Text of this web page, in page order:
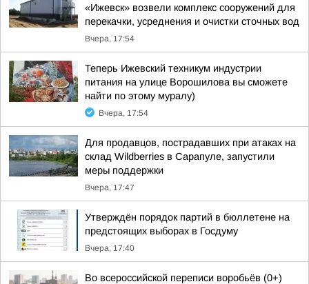
«Ижевск» возвели комплекс сооружений для
перекачки, усреднения и очистки сточных вод
Вчера, 17:54
Теперь Ижевский техникум индустрии
питания на улице Ворошилова вы сможете
найти по этому муралу)
Вчера, 17:54
Для продавцов, пострадавших при атаках на
склад Wildberries в Сарапуле, запустили
меры поддержки
Вчера, 17:47
Утверждён порядок партий в бюллетене на
предстоящих выборах в Госдуму
Вчера, 17:40
Во всероссийской переписи воробьёв (0+)